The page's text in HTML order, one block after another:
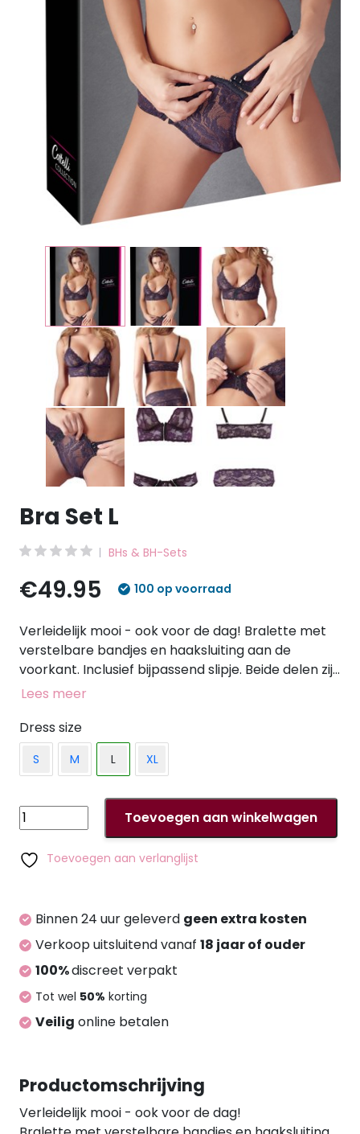
Bra Set L
BHs & BH-Sets
€49.95 100 op voorraad
Verleidelijk mooi - ook voor de dag! Bralette met
verstelbare bandjes en haaksluiting aan de
voorkant. Inclusief bijpassend slipje. Beide delen zijn
gemaakt van zacht, elastisch bloemenkant. 90%
Lees meer
Dress size
S M L XL
Bra
Set
L
aantal
Toevoegen aan winkelwagen
Toevoegen aan verlanglijst
Binnen 24 uur geleverd geen extra kosten
Verkoop uitsluitend vanaf 18 jaar of ouder
100%discreet verpakt
Tot wel 50% korting
Veilig online betalen
Productomschrijving
Verleidelijk mooi - ook voor de dag!